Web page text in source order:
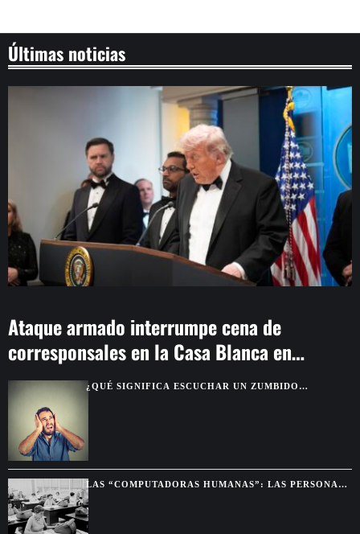
Últimas noticias
Ataque armado interrumpe cena de
corresponsales en la Casa Blanca en
Washington¿QUÉ SIGNIFICA ESCUCHAR UN ZUMBIDO
LAS “COMPUTADORAS HUMANAS”: LAS PERSONAS
QUE HACÍAN LOS CÁLCULOS ANTES DE LAS
COMPUTADORAS